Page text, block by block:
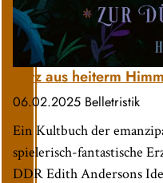
Blitz aus heiterm
06.02.2025 Belletristik
Ein Kultbuch der
spielerisch-fantastische
DDR Edith Andersons